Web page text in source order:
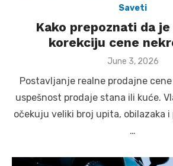
Saveti
Kako prepoznati da
korekciju cene
Posted
June 3, 2026
Postavljanje realne prodajne
uspešnost prodaje stana ili kuće.
očekuju veliki broj upita, obilazaka i
…